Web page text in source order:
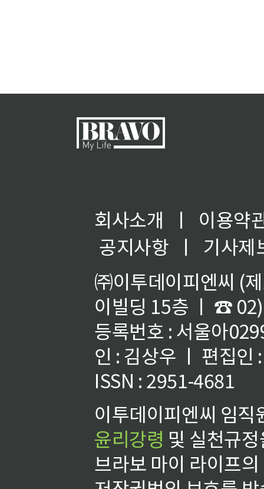
회사소개 ㅣ
이용약
공지사항
ㅣ
기사제
㈜이투데이피엔씨 (
이빌딩 15층 ㅣ ☎
등록번호 : 서울아
인 : 김상우 ㅣ 편집인
ISSN : 2951-4681
이투데이피엔씨 임
윤리강령 및 실천규
브라보 마이 라이프